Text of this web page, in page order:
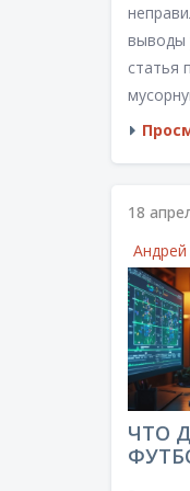
выводы
статья
делать,
без
анализ
18
Андрей
ЧТО